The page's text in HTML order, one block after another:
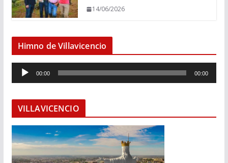
14/06/2026
Himno de Villavicencio
e
o
d
u
c
00:00 00:00
VILLAVICENCIO